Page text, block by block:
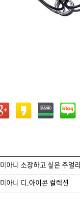
아니 소장하고 싶은 주얼
아니 디.아이콘 컬렉션